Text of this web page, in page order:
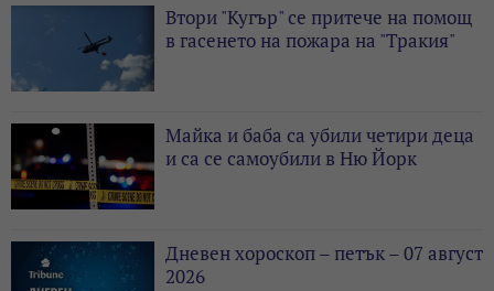
Втори "Кугър" се притече на помощ
в гасенето на пожара на "Тракия"
Майка и баба са убили четири деца
и са се самоубили в Ню Йорк
Дневен хороскоп – петък – 07 август
2026